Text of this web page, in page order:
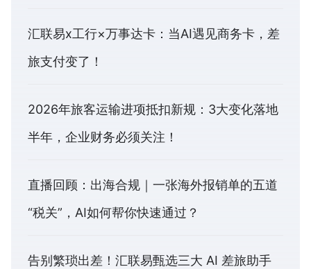
汇联易x工行×万事达卡：当AI遇见商务卡，差
旅支付变了！
2026年旅客运输进项抵扣新规：3大变化落地
半年，企业财务必须关注！
直播回顾：出海合规｜一张海外报销单的五道
“税关”，AI如何帮你快速通过？
告别繁琐出差！汇联易甄选三大 AI 差旅助手